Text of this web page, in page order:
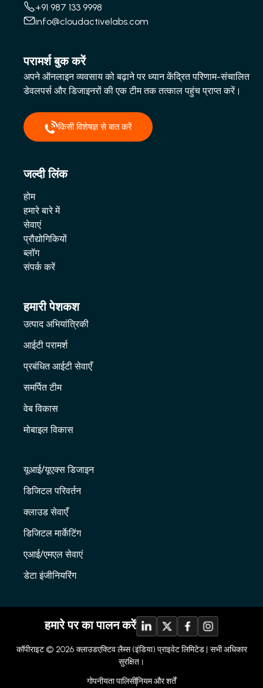
+91 987 133 9998
info@cloudactivelabs.com
परामर्श बुक करें
अपने ऑनलाइन व्यवसाय को बढ़ाने पर ध्यान केंद्रित परिणाम-संचालित
डेवलपर्स और डिजाइनरों की एक टीम तक तत्काल पहुंच प्राप्त करें।
किसी विशेषज्ञ से बात करें
जल्दी लिंक
होम
हमारे बारे में
सेवाएं
प्रौद्योगिकियों
ब्लॉग
संपर्क करें
हमारी पेशकश
उत्पाद अभियांत्रिकी
आईटी परामर्श
प्रबंधित आईटी सेवाएँ
समर्पित टीम
वेब विकास
मोबाइल विकास
यूआई/यूएक्स डिजाइन
डिजिटल परिवर्तन
क्लाउड सेवाएँ
डिजिटल मार्केटिंग
एआई/एमएल सेवाएं
डेटा इंजीनियरिंग
हमारे पर का पालन करें
कॉपीराइट © 2026 क्लाउडएक्टिव लैब्स (इंडिया) प्राइवेट लिमिटेड | सभी अधिकार
सुरक्षित।
गोपनीयता पालिसीनियम और शर्तें